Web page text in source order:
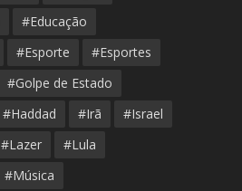
#Educação
#Esporte
#Esportes
#Golpe de Estado
#Haddad #Irã
#Israel
#Lazer
#Lula
#Música